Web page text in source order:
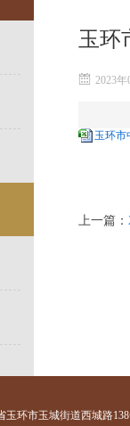
玉环
2023
玉环市
上一篇：
玉环市玉城街道西城路